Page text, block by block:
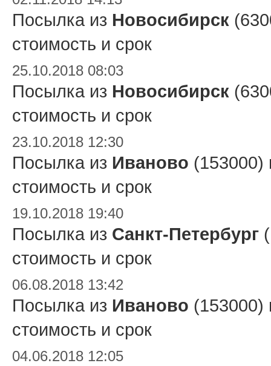
Посылка из Новосибирск
стоимость и срок
25.10.2018 08:03
Посылка из Новосибирск
стоимость и срок
23.10.2018 12:30
Посылка из Иваново
стоимость и срок
19.10.2018 19:40
Посылка из Санкт-Петербург
стоимость и срок
06.08.2018 13:42
Посылка из Иваново
стоимость и срок
04.06.2018 12:05